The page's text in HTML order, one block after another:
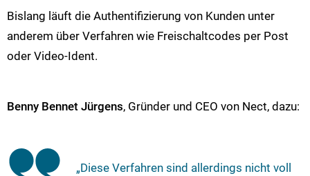
Bislang läuft die Authentifizierung von Kunden unter
anderem über Verfahren wie Freischaltcodes per Post
oder Video-Ident.
Benny Bennet Jürgens, Gründer und CEO von Nect, dazu:
„Diese Verfahren sind allerdings nicht voll